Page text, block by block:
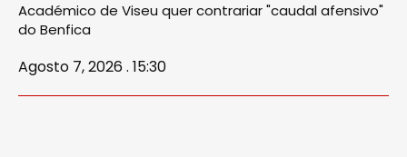
Académico de Viseu quer contrariar "caudal afensivo"
do Benfica
Agosto 7, 2026 . 15:30